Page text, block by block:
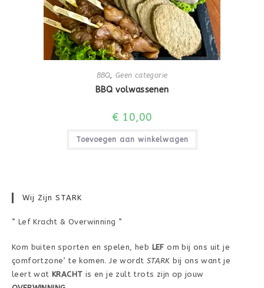
BBQ, Geen categorie
BBQ volwassenen
€ 10,00
Toevoegen aan winkelwagen
Wij Zijn STARK
” Lef Kracht & Overwinning ”
Kom buiten sporten en spelen, heb LEF om bij ons uit je
çomfortzone’ te komen. Je wordt STARK bij ons want je
leert wat KRACHT is en je zult trots zijn op jouw